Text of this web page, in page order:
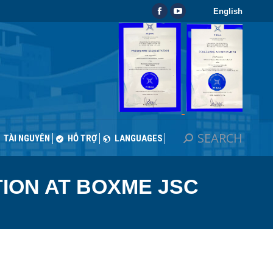
Facebook
opens
in
new
window
YouTube
page
opens
new
window
English
TÀI NGUYÊN HỖ TRỢ LANGUAGES Search:SEARCH
AT BOXME JSC
LANGUAGES Search:
SEARCH